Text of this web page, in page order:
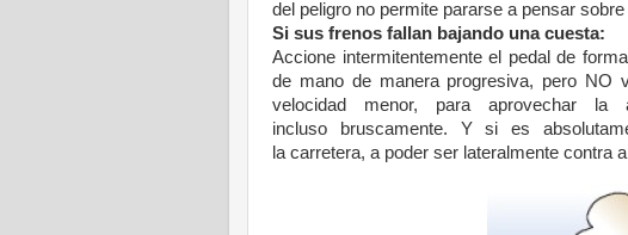
del peligro no permite pararse a pensar
Si sus frenos fallan bajando una cuesta:
Accione intermitentemente el pedal de
de mano de manera progresiva, pero NO
velocidad menor, para aprovechar la
incluso
bruscamente. Y si es
la carretera, a poder ser lateralmente contra